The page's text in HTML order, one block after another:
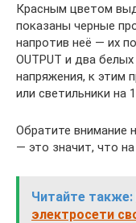
Красным цветом
показаны черные
напротив неё — их
OUTPUT и два
напряжения, к этим
или светильники на
Обратите внимание
— это значит, что
Читайте также:
электросети